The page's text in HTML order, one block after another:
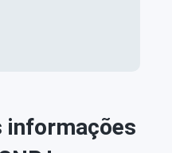
informações